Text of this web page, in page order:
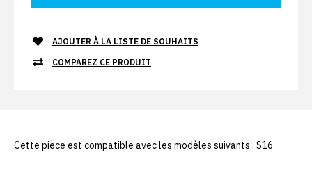
AJOUTER À LA LISTE DE SOUHAITS
COMPAREZ CE PRODUIT
Cette pièce est compatible avec les modèles suivants : S16